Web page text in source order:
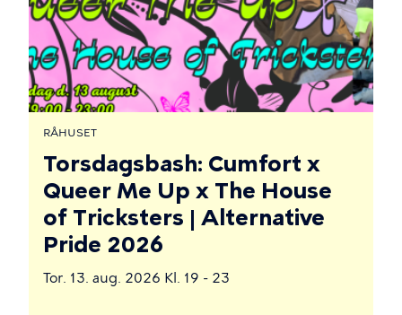
RÅHUSET
Torsdagsbash: Cumfort x
Queer Me Up x The House
of Tricksters | Alternative
Pride 2026
Tor. 13. aug. 2026 Kl. 19 - 23